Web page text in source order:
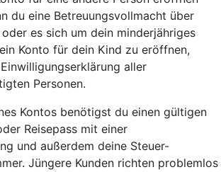
du eine Betreuungsvollmacht über
es sich um dein minderjähriges
Konto für dein Kind zu eröffnen,
aller
Personen.
Kontos benötigst du einen gültigen
Reisepass mit einer
und außerdem deine Steuer-
Jüngere Kunden richten problemlos